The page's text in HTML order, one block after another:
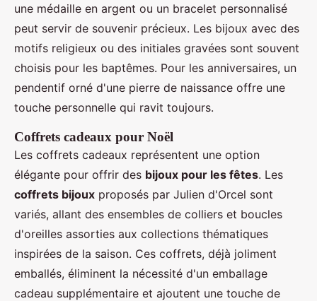
une médaille en argent ou un bracelet personnalisé
peut servir de souvenir précieux. Les bijoux avec des
motifs religieux ou des initiales gravées sont souvent
choisis pour les baptêmes. Pour les anniversaires, un
pendentif orné d'une pierre de naissance offre une
touche personnelle qui ravit toujours.
Coffrets cadeaux pour Noël
Les coffrets cadeaux représentent une option
élégante pour offrir des bijoux pour les fêtes. Les
coffrets bijoux proposés par Julien d'Orcel sont
variés, allant des ensembles de colliers et boucles
d'oreilles assorties aux collections thématiques
inspirées de la saison. Ces coffrets, déjà joliment
emballés, éliminent la nécessité d'un emballage
cadeau supplémentaire et ajoutent une touche de